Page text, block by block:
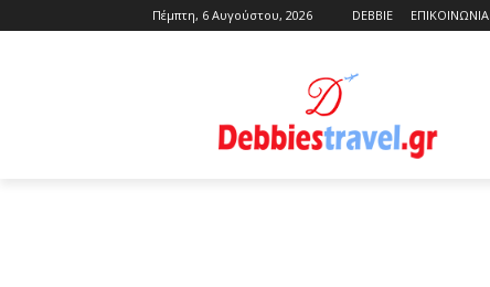
Πέμπτη, 6 Αυγούστου, 2026 DEBBIE ΕΠΙΚΟΙΝΩΝΙΑ